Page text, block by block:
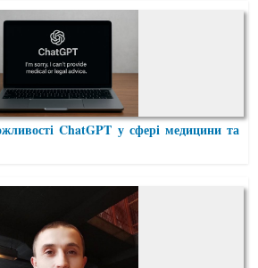
ChatGPT у сфері медицини та